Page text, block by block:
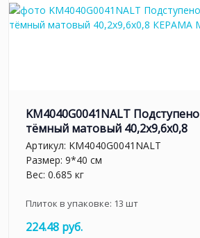
KM4040G0041NALT
тёмный матовый 40,2x9,6x0,8
Артикул: KM4040G0041NALT
Размер: 9*40 см
Вес: 0.685 кг
Плиток в упаковке: 13 шт
224.48 руб.